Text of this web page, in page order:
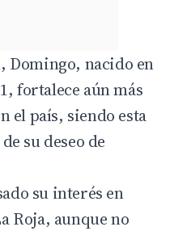
Domingo, nacido en
fortalece aún más
el país, siendo esta
su deseo de
su interés en
Roja, aunque no